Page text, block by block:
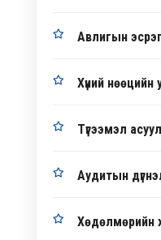
Авлигын
Хүний нөөцийн
Түгээмэл
Аудитын
Хөдөлмөрийн